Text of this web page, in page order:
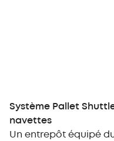
Système Pallet
navettes
Un entrepôt équipé